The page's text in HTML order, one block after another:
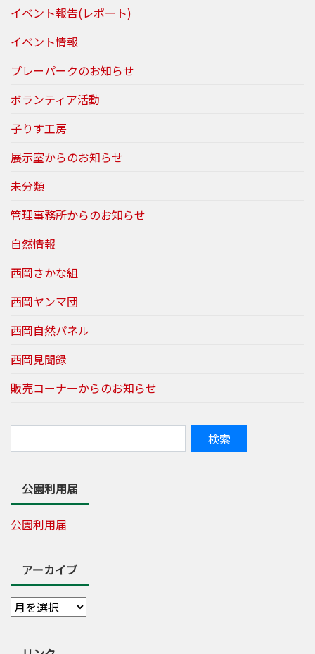
イベント報告(レポート)
イベント情報
プレーパークのお知らせ
ボランティア活動
子りす工房
展示室からのお知らせ
未分類
管理事務所からのお知らせ
自然情報
西岡さかな組
西岡ヤンマ団
西岡自然パネル
西岡見聞録
販売コーナーからのお知らせ
公園利用届
公園利用届
アーカイブ